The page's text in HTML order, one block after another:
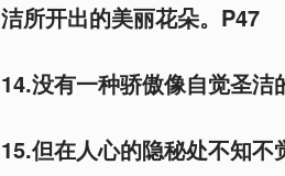
洁所开出的美丽花朵。P47
14.没有一种骄傲像自觉圣
15.但在人心的隐秘处不知